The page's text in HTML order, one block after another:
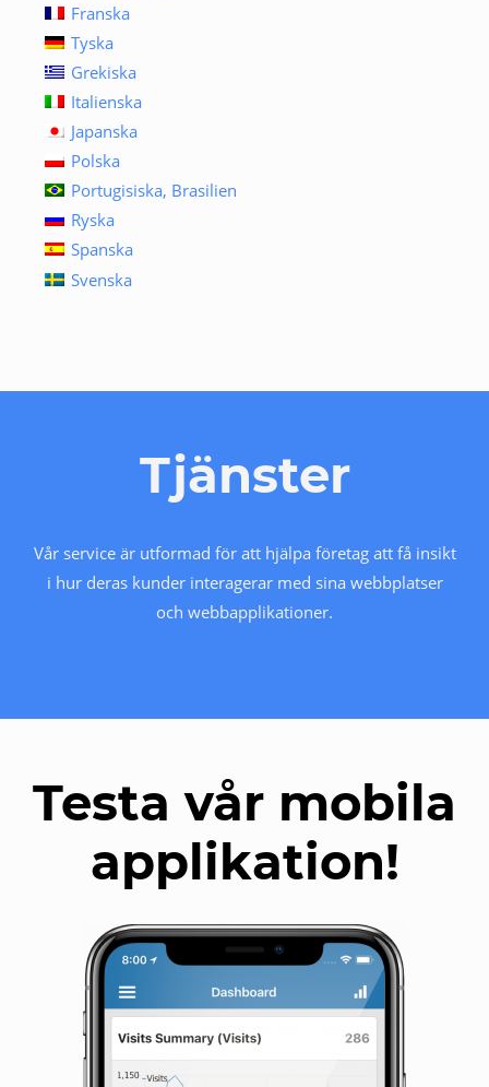
Franska
Tyska
Grekiska
Italienska
Japanska
Polska
Portugisiska, Brasilien
Ryska
Spanska
Svenska
Tjänster
Vår service är utformad för att hjälpa företag att få insikt
i hur deras kunder interagerar med sina webbplatser
och webbapplikationer.
Testa vår mobila
applikation!